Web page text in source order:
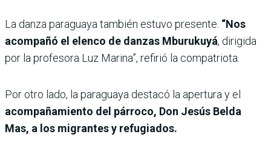
La danza paraguaya también estuvo presente. “Nos
acompañó el elenco de danzas Mburukuyá, dirigida
por la profesora Luz Marina”, refirió la compatriota.
Por otro lado, la paraguaya destacó la apertura y el
acompañamiento del párroco, Don Jesús Belda
Mas, a los migrantes y refugiados.